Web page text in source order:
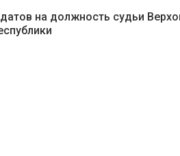
на должность судьи